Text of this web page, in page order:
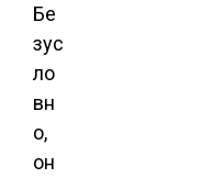
Бе
зус
ло
вн
о,
он